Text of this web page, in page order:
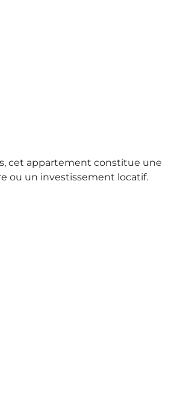
cet appartement constitue une
ou un investissement locatif.